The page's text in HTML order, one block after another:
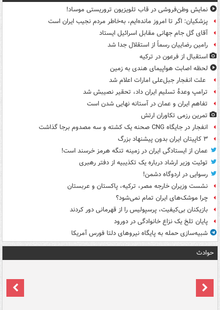
نمایش وطن‌فروشی در قاب تلویزیون تروریستی موساد!
پزشکیان: اگر تا امروز مانده‌ایم، به‌خاطر مردم نجیب ایران است
آقای گل جام جهانی مقابل اسرائیل ایستاد
رامین رضاییان رسماً از استقلال جدا شد
استقبال از فرعون در ترکیه
لحظه اصابت هواپیمای هندی به زمین
علت انفجار جبل‌علی امارات اعلام شد
ترامپ وعدۀ تسلیم ایران داد، تحقیر نصیبش شد
تفاهم ایران و عمان در آستانه نهایی شدن است
تمرین رزمی تکاوران ارتش
انفجار در جایگاه CNG صحنه یک کشته و سه مصدوم برجا گذاشت
۳ کاپیتان ایران بدون پیشنهاد بزرگ
عمان از ایستادگی ایران در زمینه تنگه هرمز خرسند است!
توئیت وزیر ارشاد درباره یک تکذیبیه از دفتر رهبری
رسوایی در اردوگاه دشمن!
نشست وزیران خارجه مصر، ترکیه، پاکستان و عربستان
چرا موشک‌های ایران تمام نمی‌شود؟
بازیکنان بی‌کیفیت، پرسپولیس را از قهرمانی دور کردند
پایان تلخ یک نزاع خانوادگی در دورود
شبیه‌سازی حمله به پایگاه نیروهای دلتا فورس آمریکا
حوادث